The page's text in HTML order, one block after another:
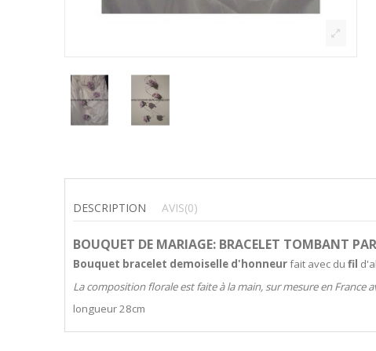
DESCRIPTION AVIS(0)
BOUQUET DE MARIAGE: BRACELET TOMBANT
Bouquet bracelet demoiselle d'honneurfait avec dufil
La composition florale est faite à la main, sur mesure en France
longueur 28cm